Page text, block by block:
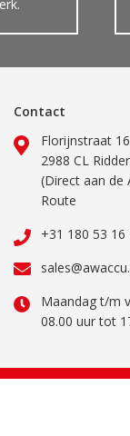
Contact
Florijnstraat 16
2988 CL
(Direct aan de
Route
+31 180 53 16
Maandag t/m
08.00 uur tot